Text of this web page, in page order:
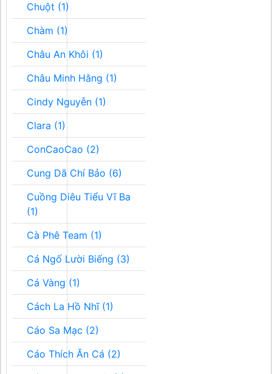
Chuột (1)
Chàm (1)
Châu An Khôi (1)
Châu Minh Hằng (1)
Cindy Nguyễn (1)
Clara (1)
ConCaoCao (2)
Cung Dã Chí Bảo (6)
Cuồng Diêu Tiểu Vĩ Ba
(1)
Cà Phê Team (1)
Cá Ngố Lười Biếng (3)
Cá Vàng (1)
Cách La Hồ Nhĩ (1)
Cáo Sa Mạc (2)
Cáo Thích Ăn Cá (2)